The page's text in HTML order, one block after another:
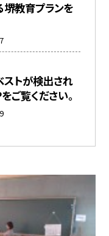
教育プランを
トが検出され
ご覧ください。